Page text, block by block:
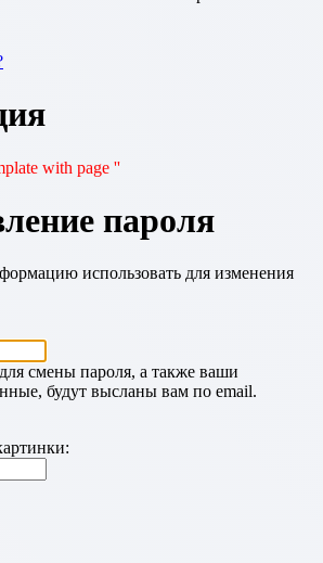
with page ''
пароля
использовать для изменения
смены пароля, а также ваши
будут высланы вам по email.